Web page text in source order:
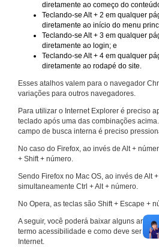
diretamente ao começo do
Teclando-se Alt + 2 em qualquer
diretamente ao início do menu
Teclando-se Alt + 3 em qualquer
diretamente ao login; e
Teclando-se Alt + 4 em qualquer
diretamente ao rodapé do site.
Esses atalhos valem para o navegador
variações para outros navegadores.
Para utilizar o Internet Explorer é preciso
teclado após uma das combinações
campo de busca interna é preciso
No caso do Firefox, ao invés de Alt +
+ Shift + número.
Sendo Firefox no Mac OS, ao invés de Alt
simultaneamente Ctrl + Alt + número.
No Opera, as teclas são Shift + Escape +
A seguir, você poderá baixar alguns
termo acessibilidade e como deve ser
Internet.